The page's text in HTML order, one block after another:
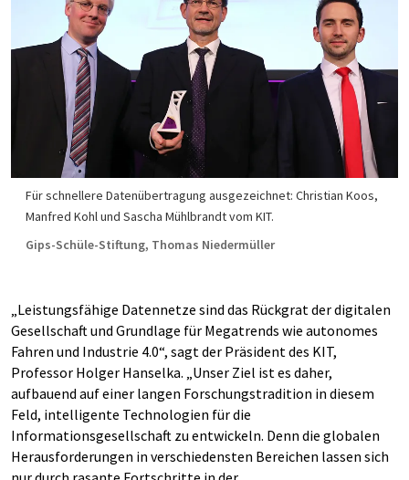
Für schnellere Datenübertragung ausgezeichnet: Christian Koos,
Manfred Kohl und Sascha Mühlbrandt vom KIT.
Gips-Schüle-Stiftung, Thomas Niedermüller
„Leistungsfähige Datennetze sind das Rückgrat der digitalen
Gesellschaft und Grundlage für Megatrends wie autonomes
Fahren und Industrie 4.0“, sagt der Präsident des KIT,
Professor Holger Hanselka. „Unser Ziel ist es daher,
aufbauend auf einer langen Forschungstradition in diesem
Feld, intelligente Technologien für die
Informationsgesellschaft zu entwickeln. Denn die globalen
Herausforderungen in verschiedensten Bereichen lassen sich